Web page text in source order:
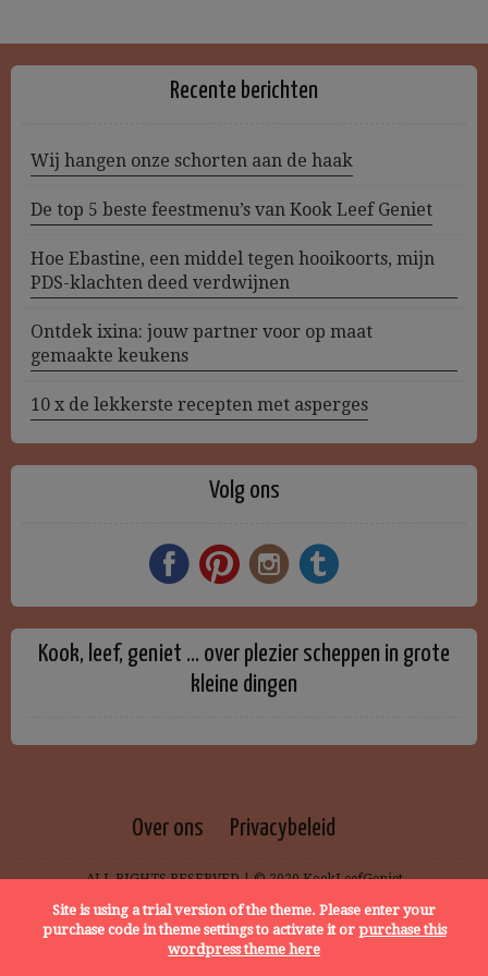
Recente berichten
Wij hangen onze schorten aan de haak
De top 5 beste feestmenu’s van Kook Leef Geniet
Hoe Ebastine, een middel tegen hooikoorts, mijn
PDS-klachten deed verdwijnen
Ontdek ixina: jouw partner voor op maat
gemaakte keukens
10 x de lekkerste recepten met asperges
Volg ons
Kook, leef, geniet … over plezier scheppen in grote
kleine dingen
Over ons Privacybeleid
ALL RIGHTS RESERVED | © 2020 KookLeefGeniet
Site is using a trial version of the theme. Please enter your
purchase code in theme settings to activate it or purchase this
wordpress theme here